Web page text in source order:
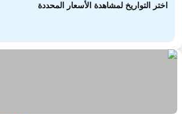
اختر التواريخ لمشاهدة الأسعار المحددة